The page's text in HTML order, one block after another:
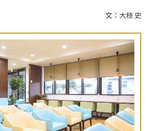
文：大枝 史